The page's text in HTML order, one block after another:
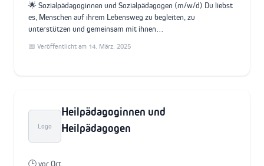
🌟 Sozialpädagoginnen und Sozialpädagogen (m/w/d) Du liebst
es, Menschen auf ihrem Lebensweg zu begleiten, zu
unterstützen und gemeinsam mit ihnen…
📅 Veröffentlicht am 14. März. 2025
Logo
Heilpädagoginnen und
Heilpädagogen
🕒 vor Ort